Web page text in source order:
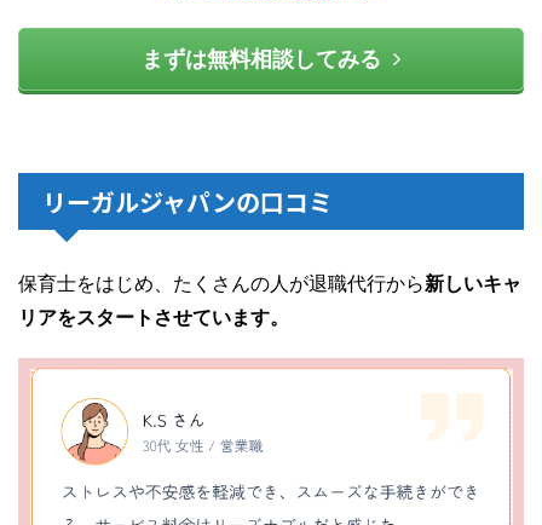
まずは無料相談してみる
リーガルジャパンの口コミ
保育士をはじめ、たくさんの人が退職代行から新しいキャ
リアをスタートさせています。